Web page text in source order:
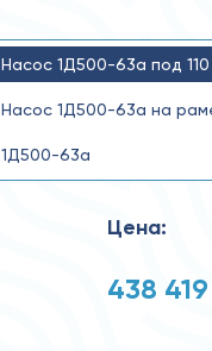
Насос 1Д500-63а под 110
Насос 1Д500-63а на
1Д500-63а
Цена:
438